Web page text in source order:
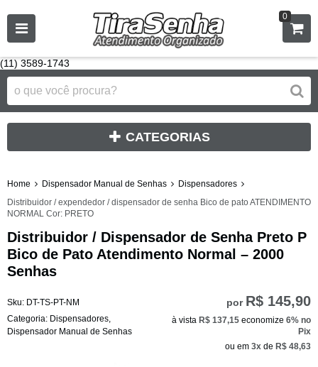
(11) 3589-1743
0
CATEGORIAS
Home Dispensador Manual de Senhas
Dispensadores
Distribuidor / expendedor / dispensador de senha Bico de pato ATENDIMENTO
NORMAL Cor: PRETO
Distribuidor / Dispensador de Senha Preto P
Bico de Pato Atendimento Normal – 2000
Senhas
Sku: DT-TS-PT-NM
Categoria: Dispensadores
Dispensador Manual de Senhas
por R$ 145,90
à vista R$ 137,15 economize 6% no
Pix
ou em 3x de R$ 48,63